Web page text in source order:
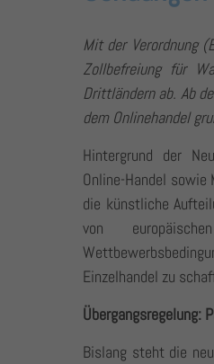
Mit der Verordnung
Zollbefreiung für
Drittländern ab. Ab
dem Onlinehandel
Hintergrund der
Online-Handel
die künstliche
von
Einzelhandel zu
Übergangsregelung:
Bislang steht die